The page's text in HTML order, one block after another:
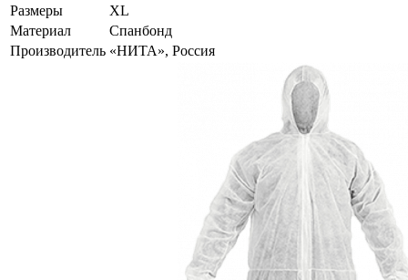
Размеры
XL
Материал
Спанбонд
Производитель «НИТА», Россия